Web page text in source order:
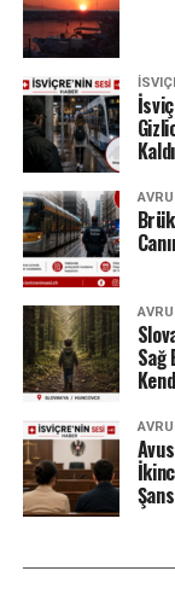
24 Temmuz
metre, çıkıştaki
metreküp olarak
nedeniyle
Lac des Brenets
yazında su
Ren
yağış
gözler önüne
Kaynak: BAFU /
Kaldı
Sağ